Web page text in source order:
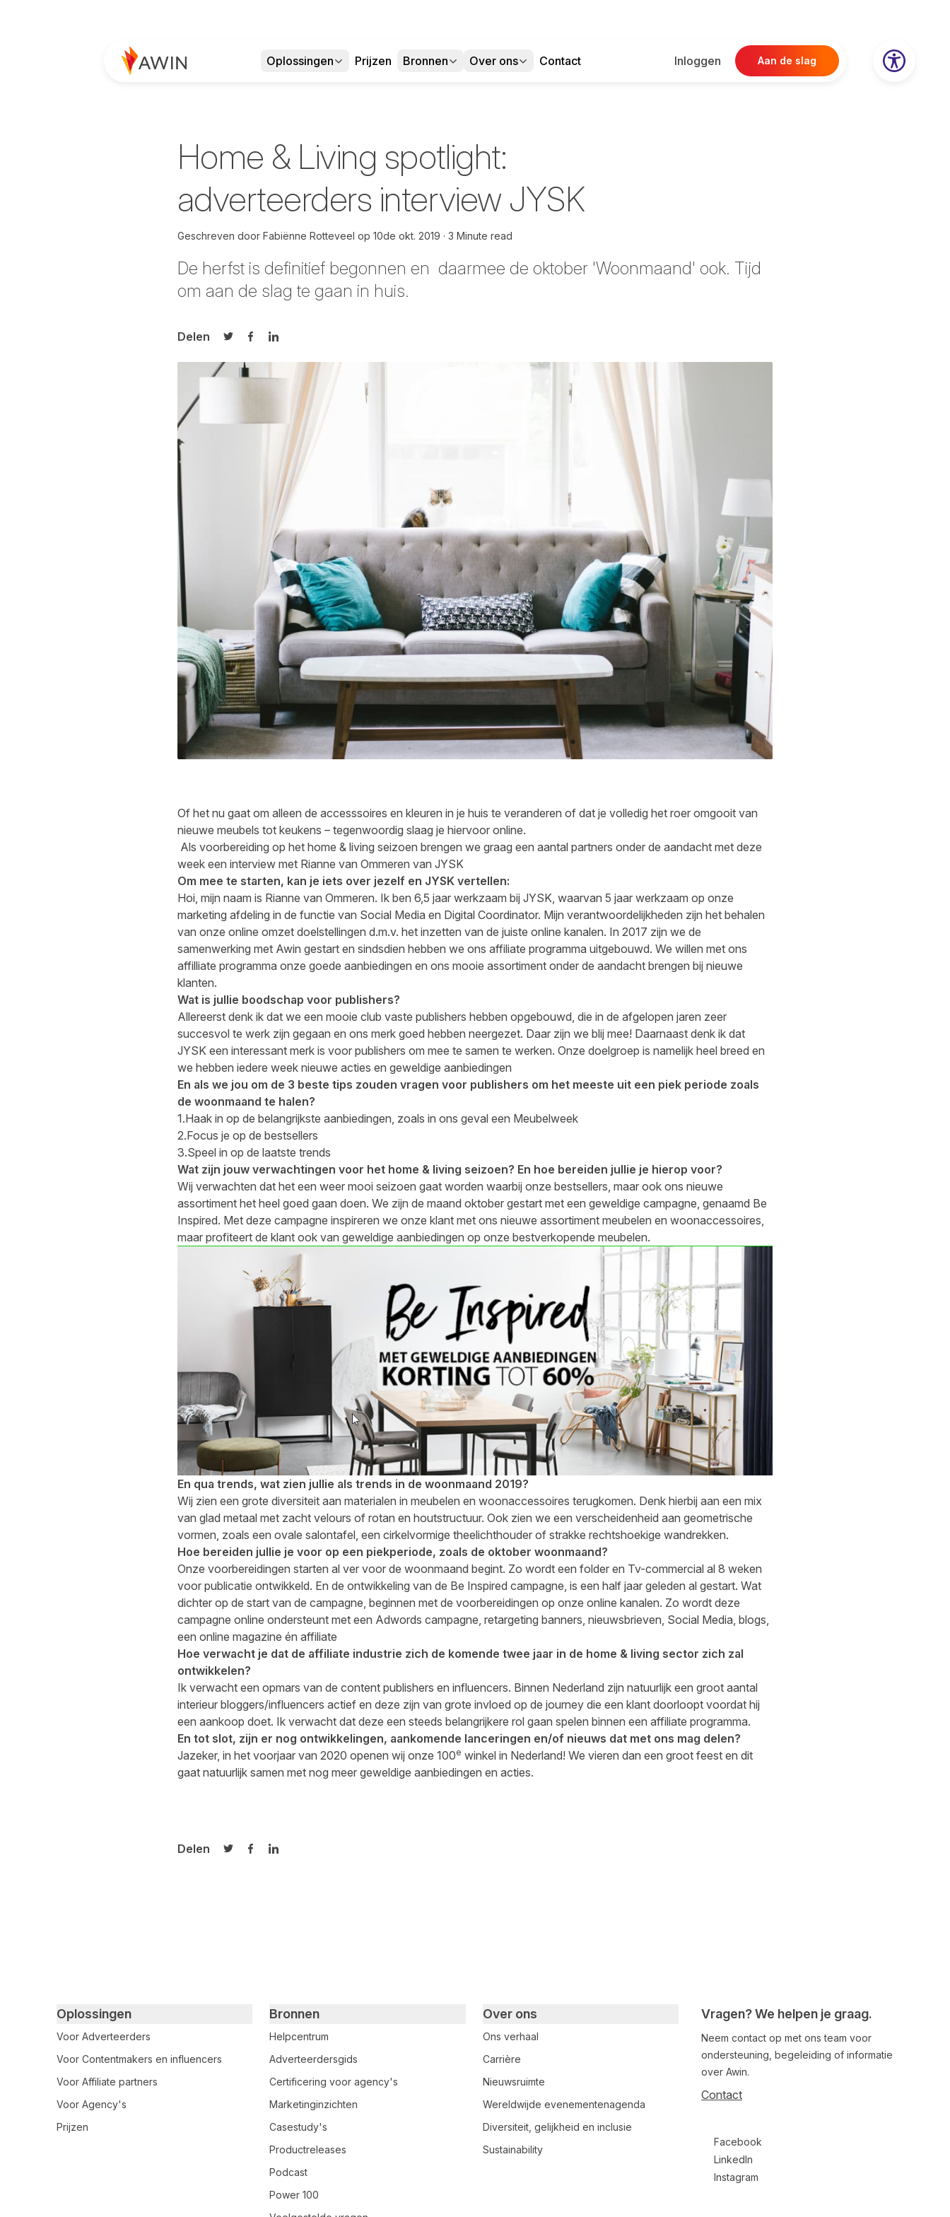
Oplossingen Prijzen Bronnen Over ons Contact Inloggen Aan de slag
Home & Living spotlight:
adverteerders interview JYSK
Geschreven door Fabiënne Rotteveel op 10de okt. 2019 3 Minute read
De herfst is definitief begonnen en daarmee de oktober 'Woonmaand' ook. Tijd
om aan de slag te gaan in huis.
Delen
Delen op Twitter
Delen op Facebook
Delen op LinkedIn
Of het nu gaat om alleen de accesssoires en kleuren in je huis te veranderen of dat je volledig het roer omgooit van
nieuwe meubels tot keukens – tegenwoordig slaag je hiervoor online.
Als voorbereiding op het home & living seizoen brengen we graag een aantal partners onder de aandacht met deze
week een interview met Rianne van Ommeren van JYSK
Om mee te starten, kan je iets over jezelf en JYSK vertellen:
Hoi, mijn naam is Rianne van Ommeren. Ik ben 6,5 jaar werkzaam bij JYSK, waarvan 5 jaar werkzaam op onze
marketing afdeling in de functie van Social Media en Digital Coordinator. Mijn verantwoordelijkheden zijn het behalen
van onze online omzet doelstellingen d.m.v. het inzetten van de juiste online kanalen. In 2017 zijn we de
samenwerking met Awin gestart en sindsdien hebben we ons affiliate programma uitgebouwd. We willen met ons
affilliate programma onze goede aanbiedingen en ons mooie assortiment onder de aandacht brengen bij nieuwe
klanten.
Wat is jullie boodschap voor publishers?
Allereerst denk ik dat we een mooie club vaste publishers hebben opgebouwd, die in de afgelopen jaren zeer
succesvol te werk zijn gegaan en ons merk goed hebben neergezet. Daar zijn we blij mee! Daarnaast denk ik dat
JYSKeen interessant merk is voor publishers om mee te samen te werken. Onze doelgroep is namelijk heel breed en
we hebben iedere week nieuwe acties en geweldige aanbiedingen
En als we jou om de 3 beste tips zouden vragen voor publishers om het meeste uit een piek periode zoals
de woonmaand te halen?
1.Haak in op de belangrijkste aanbiedingen, zoals in ons geval een Meubelweek
2.Focus je op de bestsellers
3.Speel in op de laatste trends
Wat zijn jouw verwachtingen voor het home & living seizoen? En hoe bereiden jullie je hierop voor?
Wij verwachten dat het een weer mooi seizoen gaat worden waarbij onze bestsellers, maar ook ons nieuwe
assortiment het heel goed gaan doen. We zijn de maand oktober gestart met een geweldige campagne, genaamd Be
Inspired. Met deze campagne inspireren we onze klant met ons nieuwe assortiment meubelen en woonaccessoires,
maar profiteert de klant ook van geweldige aanbiedingen op onze bestverkopende meubelen.
En qua trends, wat zien jullie als trends in de woonmaand 2019?
Wij zien een grote diversiteit aan materialen in meubelen en woonaccessoires terugkomen. Denk hierbij aan een mix
van glad metaal met zacht velours of rotan en houtstructuur. Ook zien we een verscheidenheid aan geometrische
vormen, zoals een ovale salontafel, een cirkelvormige theelichthouder of strakke rechtshoekige wandrekken.
Hoe bereiden jullie je voor op een piekperiode, zoals de oktober woonmaand?
Onze voorbereidingen starten al ver voor de woonmaand begint. Zo wordt een folder en Tv-commercial al 8 weken
voor publicatie ontwikkeld. En de ontwikkeling van de Be Inspired campagne, is een half jaar geleden al gestart. Wat
dichter op de start van de campagne, beginnen met de voorbereidingen op onze online kanalen. Zo wordt deze
campagne online ondersteunt met een Adwords campagne, retargeting banners, nieuwsbrieven, Social Media, blogs,
een online magazine én affiliate
Hoe verwacht je dat de affiliate industrie zich de komende twee jaar in de home & living sector zich zal
ontwikkelen?
Ik verwacht een opmars van de content publishers en influencers. Binnen Nederland zijn natuurlijk een groot aantal
interieur bloggers/influencers actief en deze zijn van grote invloed op de journey die een klant doorloopt voordat hij
een aankoop doet. Ik verwacht dat deze een steeds belangrijkere rol gaan spelen binnen een affiliate programma.
En tot slot, zijn er nog ontwikkelingen, aankomende lanceringen en/of nieuws dat met ons mag delen?
Jazeker, in het voorjaar van 2020 openen wij onze 100e winkel in Nederland! We vieren dan een groot feest en dit
gaat natuurlijk samen met nog meer geweldige aanbiedingen en acties.
Delen
Delen op Twitter
Delen op Facebook
Delen op LinkedIn
Vragen? We helpen je graag.
Neem contact op met ons team voor
ondersteuning, begeleiding of informatie
over Awin.
Contact
Facebook
LinkedIn
Instagram
Primary footer navigation
Oplossingen
Voor Adverteerders
Voor Contentmakers en influencers
Voor Affiliate partners
Voor Agency's
Prijzen
Bronnen
Helpcentrum
Adverteerdersgids
Certificering voor agency's
Marketinginzichten
Casestudy's
Productreleases
Podcast
Power 100
Over ons
Ons verhaal
Carrière
Nieuwsruimte
Wereldwijde evenementenagenda
Diversiteit, gelijkheid en inclusie
Sustainability